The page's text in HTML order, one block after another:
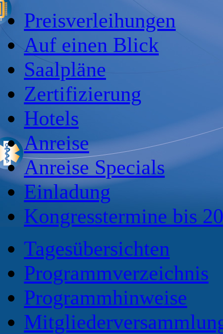
Preisverleihungen
Auf einen Blick
Saalpläne
Zertifizierung
Hotels
Anreise
Anreise Specials
Einladung
Kongresstermine bis
Tagesübersichten
Programmverzeichnis
Programmhinweise